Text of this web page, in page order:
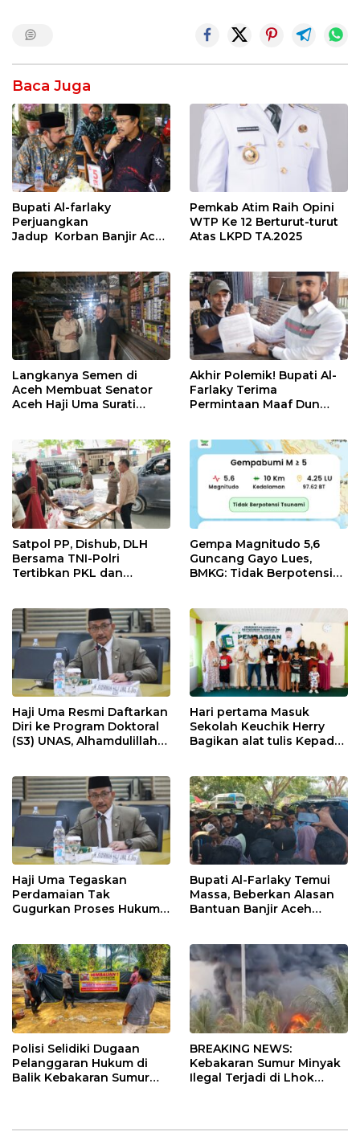
Baca Juga
Bupati Al-farlaky
Perjuangkan
Jadup Korban Banjir Aceh
Pemkab Atim Raih Opini
WTP Ke 12 Berturut-turut
Atas LKPD TA.2025
Langkanya Semen di
Aceh Membuat Senator
Aceh Haji Uma Surati
Akhir Polemik! Bupati Al-
Farlaky Terima
Permintaan Maaf Dun
Satpol PP, Dishub, DLH
Bersama TNI-Polri
Tertibkan PKL dan
Gempa Magnitudo 5,6
Guncang Gayo Lues,
BMKG: Tidak Berpotensi
Haji Uma Resmi Daftarkan
Diri ke Program Doktoral
(S3) UNAS, Alhamdulillah
Hari pertama Masuk
Sekolah Keuchik Herry
Bagikan alat tulis Kepada
Haji Uma Tegaskan
Perdamaian Tak
Gugurkan Proses Hukum
Bupati Al-Farlaky Temui
Massa, Beberkan Alasan
Bantuan Banjir Aceh
Polisi Selidiki Dugaan
Pelanggaran Hukum di
Balik Kebakaran Sumur
BREAKING NEWS:
Kebakaran Sumur Minyak
Ilegal Terjadi di Lhok